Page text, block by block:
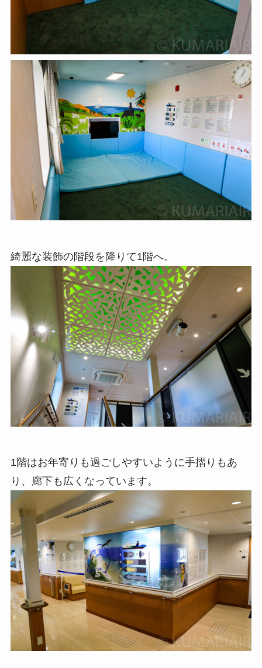
綺麗な装飾の階段を降りて1階へ。
1階はお年寄りも過ごしやすいように手摺りもあ
り、廊下も広くなっています。